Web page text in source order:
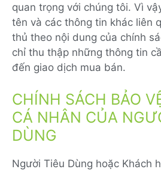
quan trọng với chúng tôi. Vì
tên và các thông tin khác liên
thủ theo nội dung của chính
chỉ thu thập những thông tin
đến giao dịch mua bán.
CHÍNH SÁCH BẢO
CÁ NHÂN CỦA
DÙNG
Người Tiêu Dùng hoặc Khách